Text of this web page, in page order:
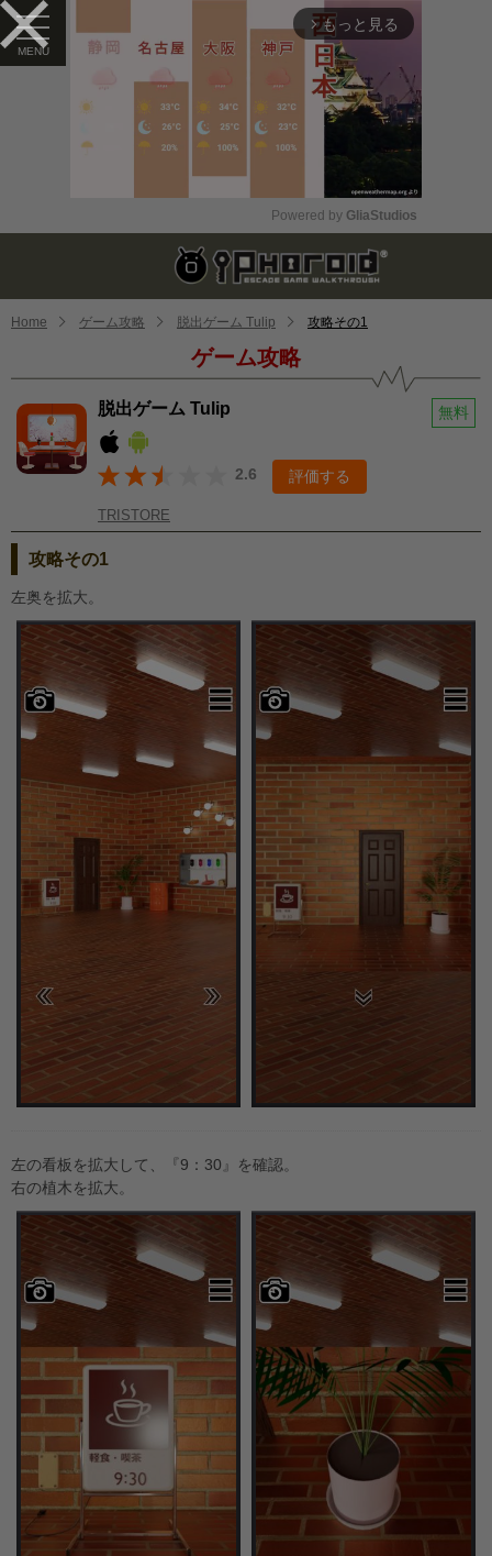
arrow_forward_ios もっと見る
Mute
Powered by GliaStudios
Home ゲーム攻略 脱出ゲーム Tulip 攻略その1
ゲーム攻略
脱出ゲーム Tulip 無料
2.6 評価する
TRISTORE
攻略その1
左奥を拡大。
左の看板を拡大して、『9：30』を確認。
右の植木を拡大。